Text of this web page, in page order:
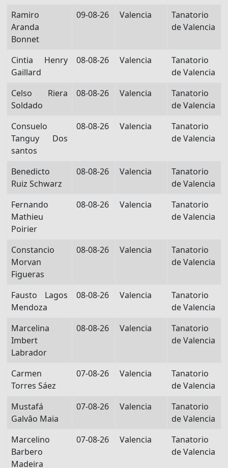
Ramiro
Aranda
Bonnet
09-08-26 Valencia
Tanatorio
de Valencia
Cintia Henry
Gaillard
08-08-26 Valencia
Tanatorio
de Valencia
Celso Riera
Soldado
08-08-26 Valencia
Tanatorio
de Valencia
Consuelo
Tanguy Dos
santos
08-08-26 Valencia
Tanatorio
de Valencia
Benedicto
Ruiz Schwarz
08-08-26 Valencia
Tanatorio
de Valencia
Fernando
Mathieu
Poirier
08-08-26 Valencia
Tanatorio
de Valencia
Constancio
Morvan
Figueras
08-08-26 Valencia
Tanatorio
de Valencia
Fausto Lagos
Mendoza
08-08-26 Valencia
Tanatorio
de Valencia
Marcelina
Imbert
Labrador
08-08-26 Valencia
Tanatorio
de Valencia
Carmen
Torres Sáez
07-08-26 Valencia
Tanatorio
de Valencia
Mustafá
Galvâo Maia
07-08-26 Valencia
Tanatorio
de Valencia
Marcelino
Barbero
Madeira
07-08-26 Valencia
Tanatorio
de Valencia